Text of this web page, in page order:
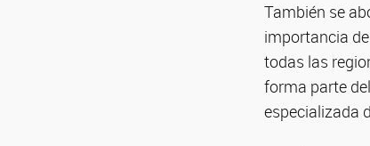
También se
importancia
todas las
forma parte
especializada